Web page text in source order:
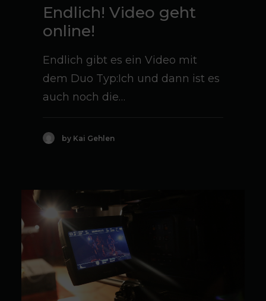
Endlich! Video geht
online!
Endlich gibt es ein Video mit
dem Duo Typ:Ich und dann ist es
auch noch die…
by Kai Gehlen